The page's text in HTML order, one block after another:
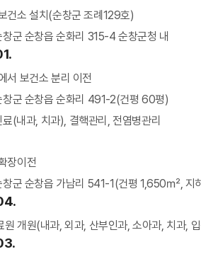
건소 설치(순창군 조례129호)
창군 순창읍 순화리 315-4 순창군청 내
서 보건소 분리 이전
창군 순창읍 순화리 491-2(건평 60평)
료(내과, 치과), 결핵관리, 전염병관리
장이전
창군 순창읍 가남리 541-1(건평 1,650㎡, 지
원 개원(내과, 외과, 산부인과, 소아과, 치과,